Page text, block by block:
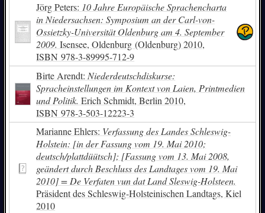
Jörg Peters: 10 Jahre Europäische Sprachencharta
in Niedersachsen: Symposium an der Carl-von-
Ossietzky-Universität Oldenburg am 4. September
2009. Isensee, Oldenburg (Oldenburg) 2010,
ISBN978-3-89995-712-9
Birte Arendt: Niederdeutschdiskurse:
Spracheinstellungen im Kontext von Laien, Printmedien
und Politik. Erich Schmidt, Berlin 2010,
ISBN978-3-503-12223-3
Marianne Ehlers: Verfassung des Landes Schleswig-
Holstein: [in der Fassung vom 19. Mai 2010;
deutsch/plattdüütsch]; [Fassung vom 13. Mai 2008,
geändert durch Beschluss des Landtages vom 19. Mai
2010] = De Verfaten vun dat Land Sleswig-Holsteen.
Präsident des Schleswig-Holsteinischen Landtags, Kiel
2010